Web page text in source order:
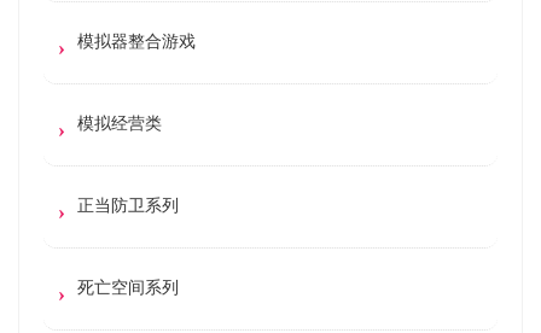
模拟器整合游戏
模拟经营类
正当防卫系列
死亡空间系列